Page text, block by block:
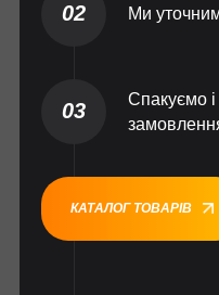
02 Ми
03
Спакуємо
КАТАЛОГ ТОВАРІВ